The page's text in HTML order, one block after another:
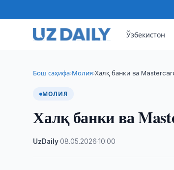
Ўзбекистон
Бош саҳифа›Молия›Халқ банки ва
МОЛИЯ
Халқ банки ва
UzDaily·08.05.2026 ·10:00